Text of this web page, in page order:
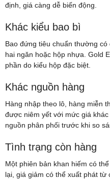
định, giá càng dễ biến động.
Khác kiểu bao bì
Bao đứng tiêu chuẩn thường
hai ngăn hoặc hộp nhựa. Gold
phần do kiểu hộp đặc biệt.
Khác nguồn hàng
Hàng nhập theo lô, hàng miễn
được niêm yết với mức giá
nguồn phân phối trước khi so
Tình trạng còn hàng
Một phiên bản khan hiếm có
lại, giá giảm có thể xuất phát